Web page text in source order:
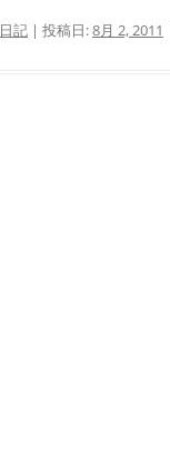
日記 | 投稿日:8月 2, 2011